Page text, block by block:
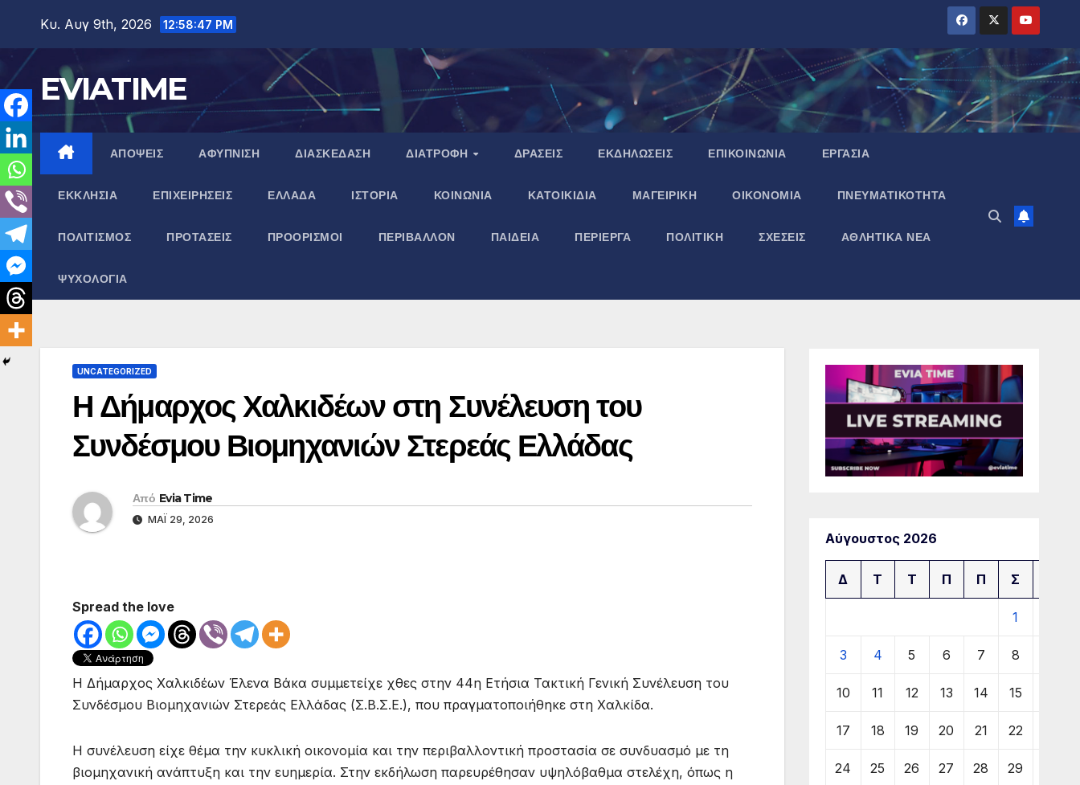
περιεχόμενο
Κυ. Αυγ 9th, 2026 12:58:48 PM
EVIATIME
ΑΠΟΨΕΙΣ ΑΦΥΠΝΙΣΗ ΔΙΑΣΚΕΔΑΣΗ ΔΙΑΤΡΟΦΗ ΔΡΑΣΕΙΣ ΕΚΔΗΛΩΣΕΙΣ ΕΠΙΚΟΙΝΩΝΙΑ ΕΡΓΑΣΙΑ
ΕΚΚΛΗΣΙΑ ΕΠΙΧΕΙΡΗΣΕΙΣ ΕΛΛΑΔΑ ΙΣΤΟΡΙΑ ΚΟΙΝΩΝΙΑ ΚΑΤΟΙΚΙΔΙΑ ΜΑΓΕΙΡΙΚΗ ΟΙΚΟΝΟΜΙΑ ΠΝΕΥΜΑΤΙΚΌΤΗΤΑ
ΠΟΛΙΤΙΣΜΟΣ ΠΡΟΤΑΣΕΙΣ ΠΡΟΟΡΙΣΜΟΙ ΠΕΡΙΒΑΛΛΟΝ ΠΑΙΔΕΙΑ ΠΕΡΙΕΡΓΑ ΠΟΛΙΤΙΚΗ ΣΧΕΣΕΙΣ ΑΘΛΗΤΙΚΑ ΝΕΑ
ΨΥΧΟΛΟΓΙΑ
UNCATEGORIZED
Η Δήμαρχος Χαλκιδέων στη Συνέλευση του
Συνδέσμου Βιομηχανιών Στερεάς Ελλάδας
Από Evia Time
ΜΆΙ 29, 2026
Spread the love
Η Δήμαρχος Χαλκιδέων Έλενα Βάκα συμμετείχε χθες στην 44η Ετήσια Τακτική Γενική Συνέλευση του
Συνδέσμου Βιομηχανιών Στερεάς Ελλάδας (Σ.Β.Σ.Ε.), που πραγματοποιήθηκε στη Χαλκίδα.
Η συνέλευση είχε θέμα την κυκλική οικονομία και την περιβαλλοντική προστασία σε συνδυασμό με τη
βιομηχανική ανάπτυξη και την ευημερία. Στην εκδήλωση παρευρέθησαν υψηλόβαθμα στελέχη, όπως η
Αύγουστος 2026
Δ Τ Τ Π Π Σ
1
3 4 5 6 7 8
10 11 12 13 14 15
17 18 19 20 21 22
24 25 26 27 28 29